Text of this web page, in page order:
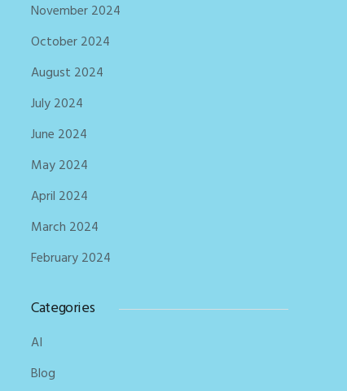
November 2024
October 2024
August 2024
July 2024
June 2024
May 2024
April 2024
March 2024
February 2024
Categories
AI
Blog